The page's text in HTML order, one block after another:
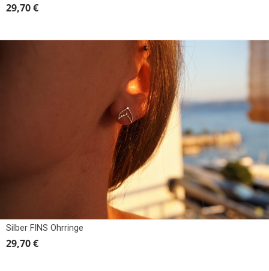
29,70 €
Silber FINS Ohrringe
29,70 €